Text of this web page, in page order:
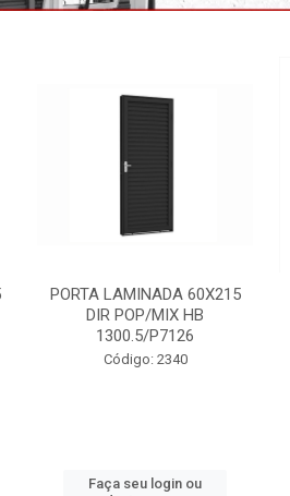
MAXIMOAR 50X50 C/GDE
QUAD ARTE BRANCO HB
P8334
Código: 2395
Faça seu login ou